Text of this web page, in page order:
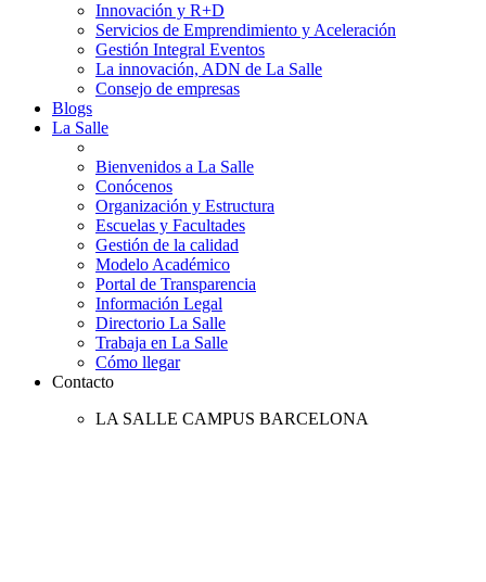
Innovación y R+D
Servicios de Emprendimiento y Aceleración
Gestión Integral Eventos
La innovación, ADN de La Salle
Consejo de empresas
Blogs
La Salle
Bienvenidos a La Salle
Conócenos
Organización y Estructura
Escuelas y Facultades
Gestión de la calidad
Modelo Académico
Portal de Transparencia
Información Legal
Directorio La Salle
Trabaja en La Salle
Cómo llegar
Contacto
LA SALLE CAMPUS BARCELONA